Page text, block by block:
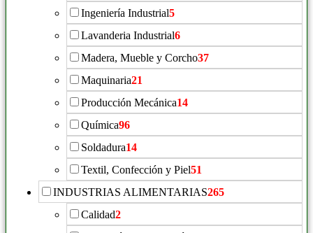
Ingeniería Industrial5
Lavanderia Industrial6
Madera, Mueble y Corcho37
Maquinaria21
Producción Mecánica14
Química96
Soldadura14
Textil, Confección y Piel51
INDUSTRIAS ALIMENTARIAS265
Calidad2